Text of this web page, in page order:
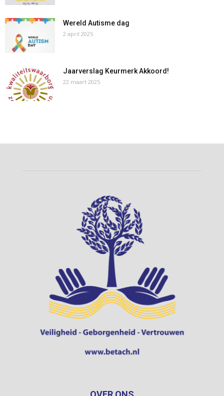
Wereld Autisme dag
2 april 2025
Jaarverslag Keurmerk Akkoord!
22 maart 2025